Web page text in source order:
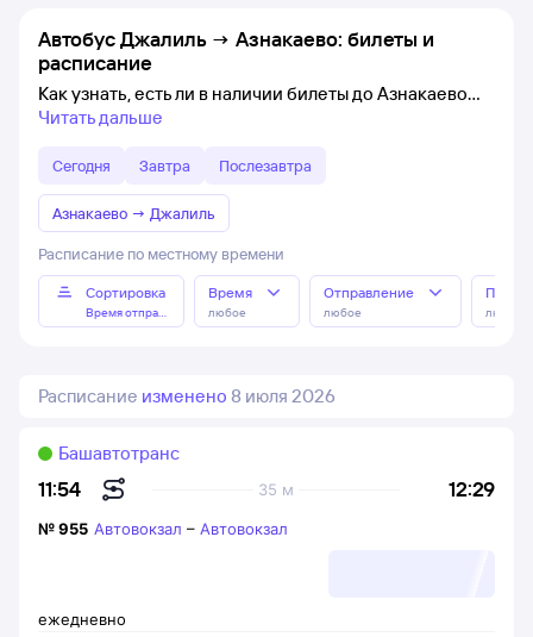
Автобус Джалиль → Азнакаево: билеты и
расписание
Как узнать, есть ли в наличии билеты до Азнакаево
Читать дальше
Сегодня Завтра Послезавтра
Азнакаево → Джалиль
Расписание по местному времени
Сортировка
Время отправления
Время
любое
Отправление
любое любое
Расписание изменено 8 июля 2026
11:54 12:29
35 м
Башавтотранс
ежедневно
№955 Автовокзал – Автовокзал